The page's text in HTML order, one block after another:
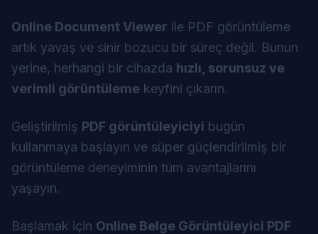
Online Document Viewer ile PDF görüntüleme
artık yavaş ve sinir bozucu bir süreç değil. Bunun
yerine, herhangi bir cihazda hızlı, sorunsuz ve
verimli görüntüleme keyfini çıkarın.
Geliştirilmiş PDF görüntüleyiciyi bugün
kullanmaya başlayın ve süper güçlendirilmiş bir
görüntüleme deneyiminin tüm avantajlarını
yaşayın.
Başlamak için Online Belge Görüntüleyici PDF